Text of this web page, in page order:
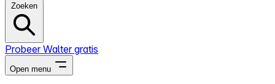
Zoeken
Probeer Walter gratis
Open menu